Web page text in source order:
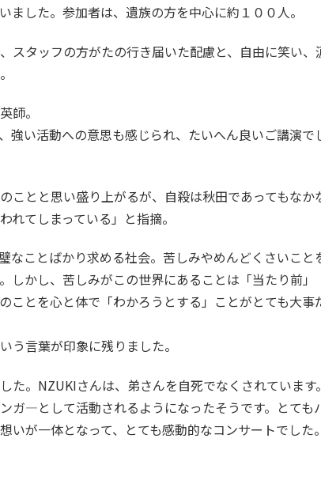
した。参加者は、遺族の方を中心に約１００人。
スタッフの方がたの行き届いた配慮と、自由に笑い、
師。
強い活動への意思も感じられ、たいへん良いご講演で
ことと思い盛り上がるが、自殺は秋田であってもなか
てしまっている」と指摘。
なことばかり求める社会。苦しみやめんどくさいこと
かし、苦しみがこの世界にあることは「当たり前」
ことを心と体で「わかろうとする」ことがとても大事
う言葉が印象に残りました。
。NZUKIさんは、弟さんを自死でなくされています。
ガ―として活動されるようになったそうです。とても
が一体となって、とても感動的なコンサートでした。